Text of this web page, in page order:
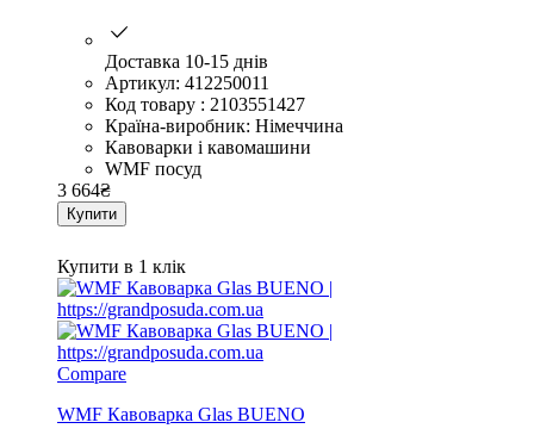
Доставка 10-15 днів
Артикул: 412250011
Код товару : 2103551427
Країна-виробник: Німеччина
Кавоварки і кавомашини
WMF посуд
3 664₴
Купити
Купити в 1 клік
Compare
WMF Кавоварка Glas BUENO